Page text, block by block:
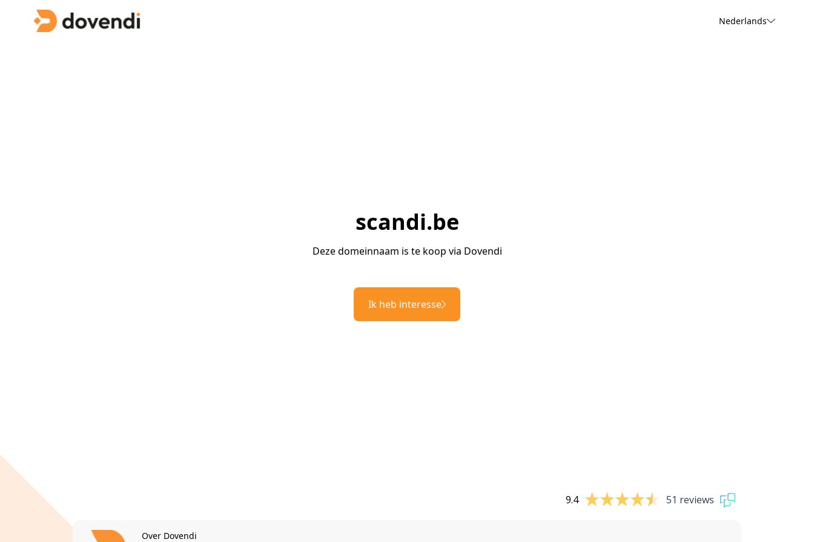
Nederlands
scandi.be
Deze domeinnaam is te koop via Dovendi
Ik heb interesse
9.4 51 reviews
Over Dovendi